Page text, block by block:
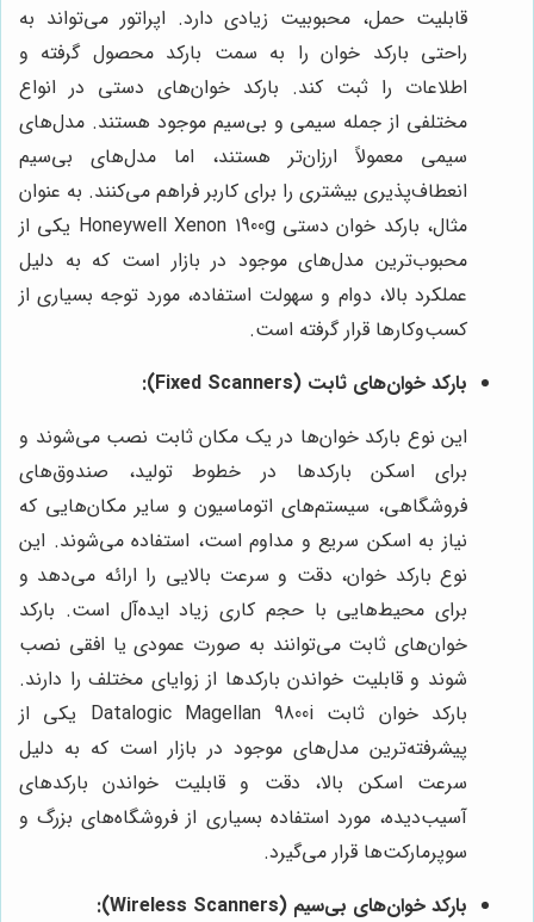
قابلیت حمل، محبوبیت زیادی دارد. اپراتور می‌تواند به
راحتی بارکد خوان را به سمت بارکد محصول گرفته و
اطلاعات را ثبت کند. بارکد خوان‌های دستی در انواع
مختلفی از جمله سیمی و بی‌سیم موجود هستند. مدل‌های
سیمی معمولاً ارزان‌تر هستند، اما مدل‌های بی‌سیم
انعطاف‌پذیری بیشتری را برای کاربر فراهم می‌کنند. به عنوان
مثال، بارکد خوان دستی Honeywell Xenon 1900g یکی از
محبوب‌ترین مدل‌های موجود در بازار است که به دلیل
عملکرد بالا، دوام و سهولت استفاده، مورد توجه بسیاری از
کسب‌وکارها قرار گرفته است.
بارکد خوان‌های ثابت (Fixed Scanners):
این نوع بارکد خوان‌ها در یک مکان ثابت نصب می‌شوند و
برای اسکن بارکدها در خطوط تولید، صندوق‌های
فروشگاهی، سیستم‌های اتوماسیون و سایر مکان‌هایی که
نیاز به اسکن سریع و مداوم است، استفاده می‌شوند. این
نوع بارکد خوان، دقت و سرعت بالایی را ارائه می‌دهد و
برای محیط‌هایی با حجم کاری زیاد ایده‌آل است. بارکد
خوان‌های ثابت می‌توانند به صورت عمودی یا افقی نصب
شوند و قابلیت خواندن بارکدها از زوایای مختلف را دارند.
بارکد خوان ثابت Datalogic Magellan 9800i یکی از
پیشرفته‌ترین مدل‌های موجود در بازار است که به دلیل
سرعت اسکن بالا، دقت و قابلیت خواندن بارکدهای
آسیب‌دیده، مورد استفاده بسیاری از فروشگاه‌های بزرگ و
سوپرمارکت‌ها قرار می‌گیرد.
بارکد خوان‌های بی‌سیم (Wireless Scanners):